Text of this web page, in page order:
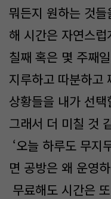
뭐든지 원하는 것
해 시간은 자연스
칠째 혹은 몇 주째
지루하고 따분하고
상황들을 내가 선
그래서 더 미칠 것
‘오늘 하루도 무지
면 공방은 왜 운영
무료해도 시간은